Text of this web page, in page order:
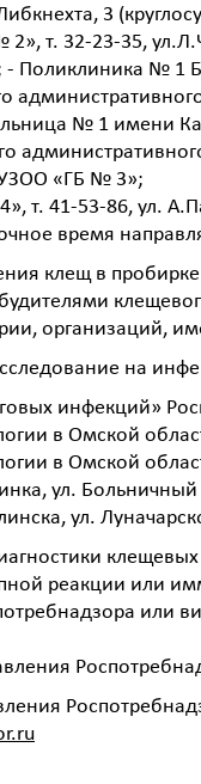
3
т. 32-23-35,
- Поликлиника № 1
№ 1 имени
«ГБ № 3»;
41-53-86, ул.
время
клещ в
организаций,
на
инфекций»
в Омской
в Омской
ул. Больничный
ул.
реакции или
или